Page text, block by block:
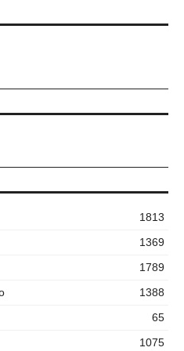
1813
1369
1789
1388
65
1075